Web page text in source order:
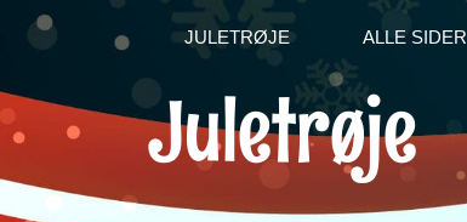
JULETRØJE ALLE SIDER
Juletrøje